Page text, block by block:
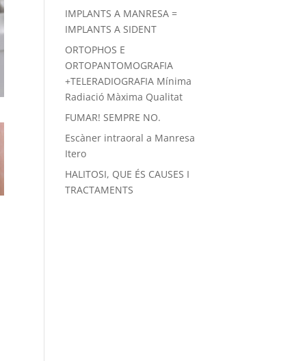
IMPLANTS A MANRESA =
IMPLANTS A SIDENT
ORTOPHOS E
ORTOPANTOMOGRAFIA
+TELERADIOGRAFIA Mínima
Radiació Màxima Qualitat
FUMAR! SEMPRE NO.
Escàner intraoral a Manresa
Itero
HALITOSI, QUE ÉS CAUSES I
TRACTAMENTS